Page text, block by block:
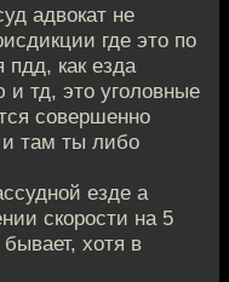
адвокат не
где это по
как езда
тд, это уголовные
совершенно
и там ты либо
езде а
скорости на 5
хотя в